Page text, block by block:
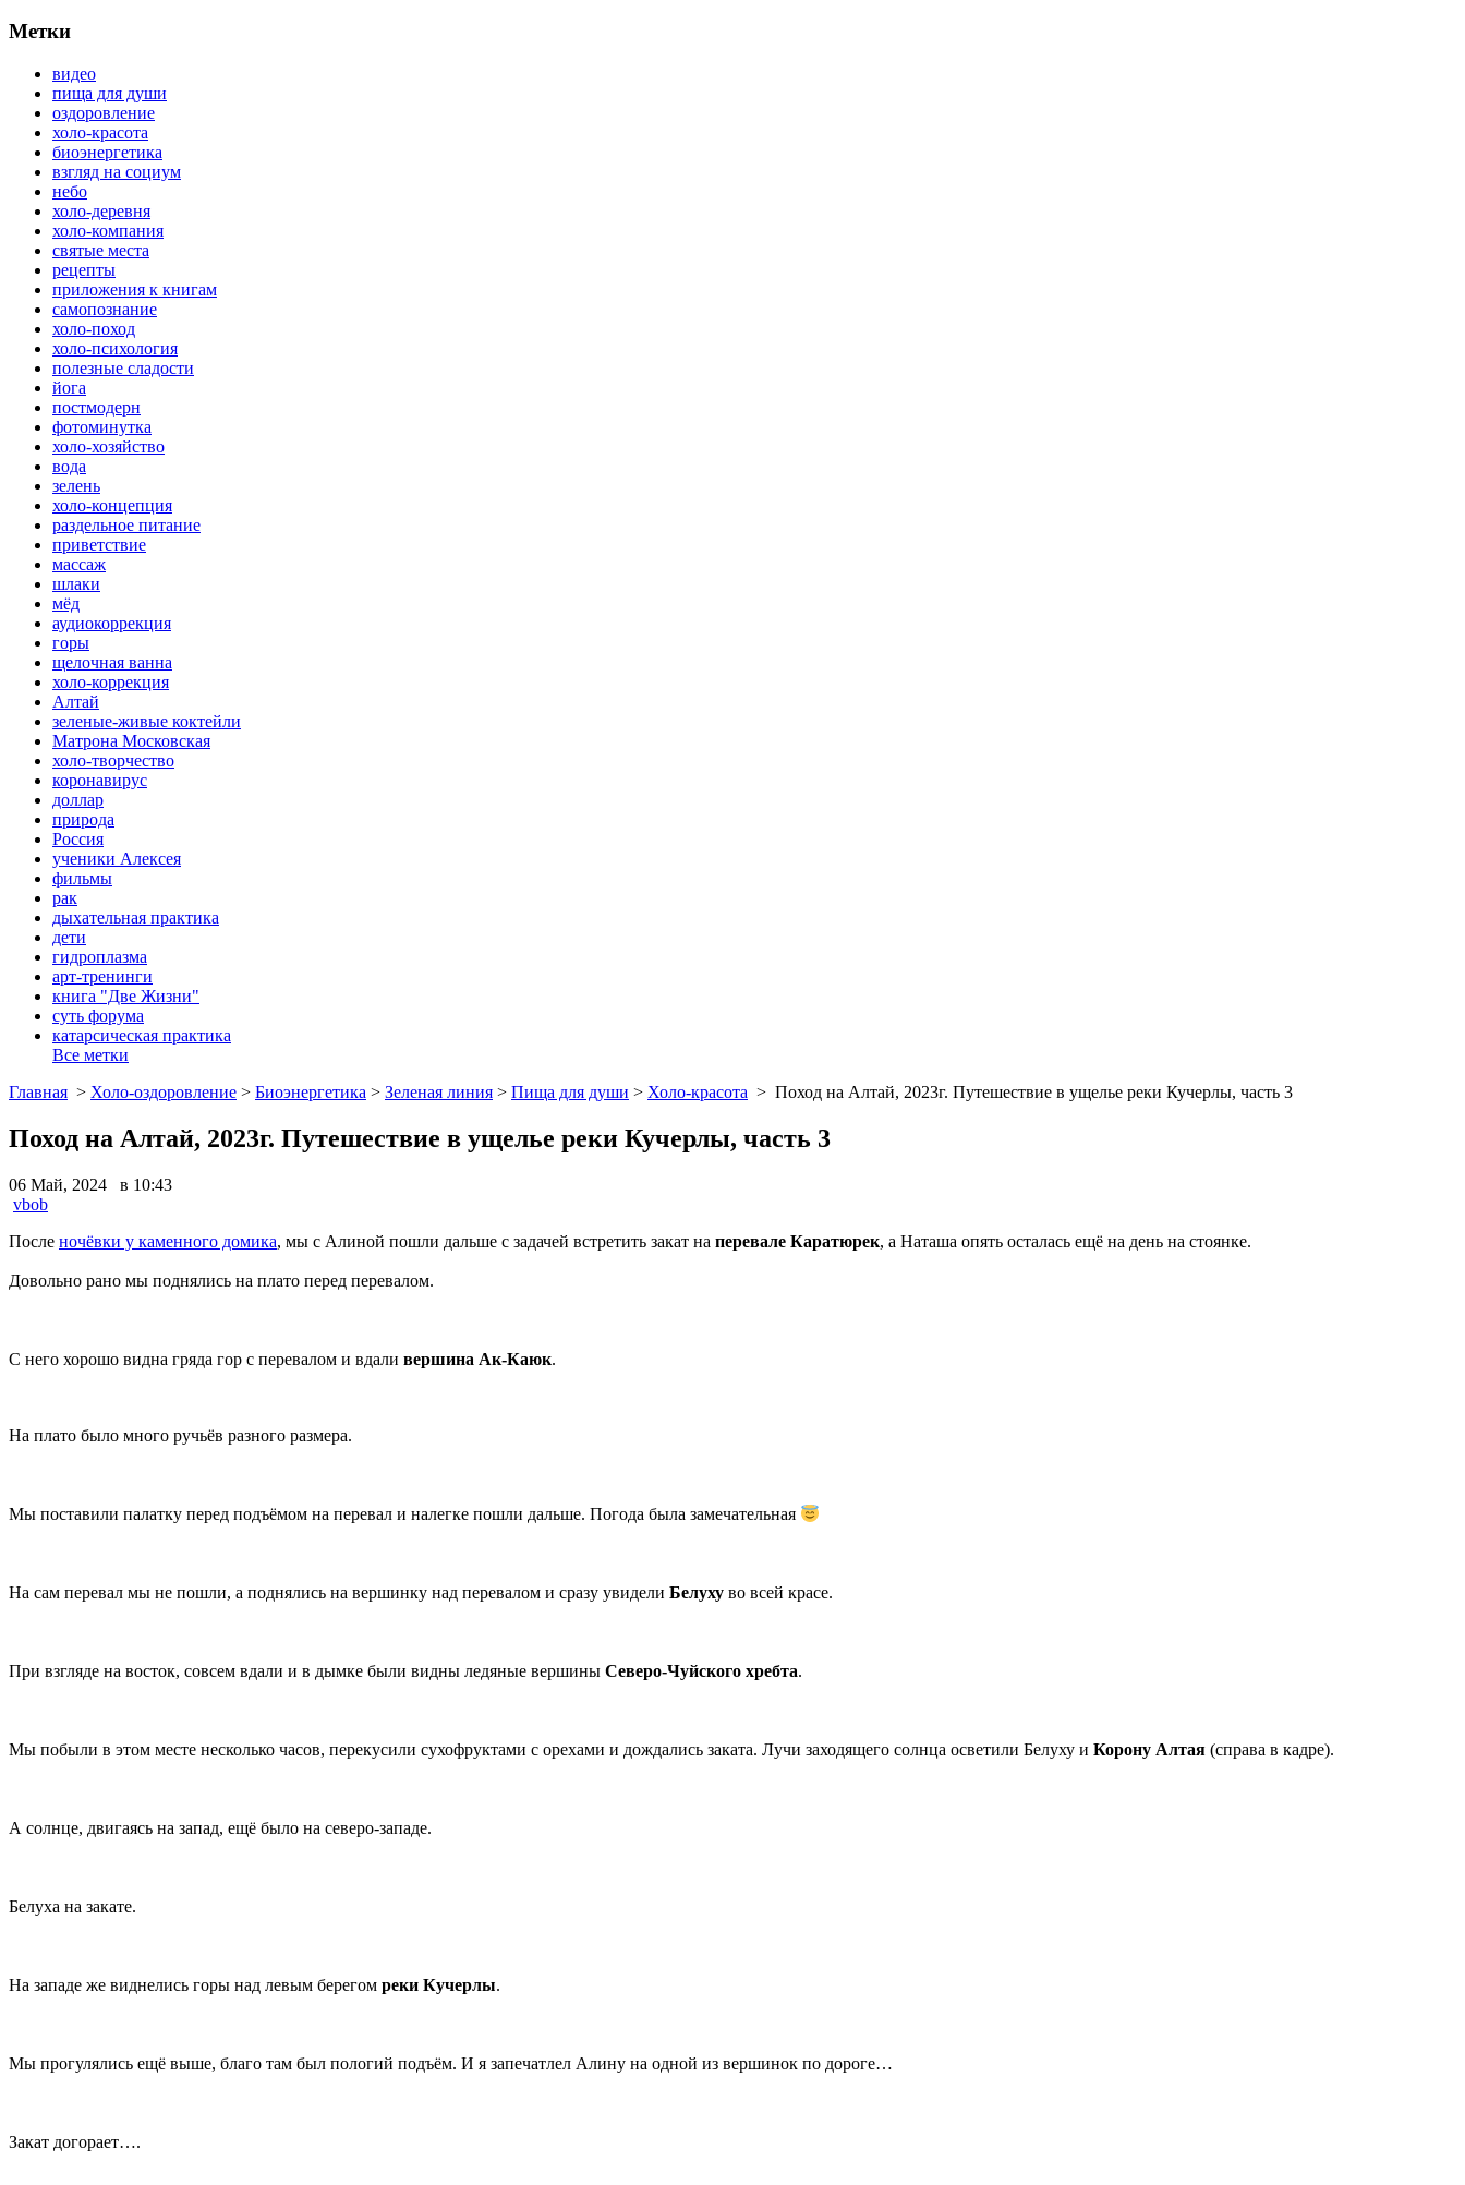
Метки
видео
пища для души
оздоровление
холо-красота
биоэнергетика
взгляд на социум
небо
холо-деревня
холо-компания
святые места
рецепты
приложения к книгам
самопознание
холо-поход
холо-психология
полезные сладости
йога
постмодерн
фотоминутка
холо-хозяйство
вода
зелень
холо-концепция
раздельное питание
приветствие
массаж
шлаки
мёд
аудиокоррекция
горы
щелочная ванна
холо-коррекция
Алтай
зеленые-живые коктейли
Матрона Московская
холо-творчество
коронавирус
доллар
природа
Россия
ученики Алексея
фильмы
рак
дыхательная практика
дети
гидроплазма
арт-тренинги
книга "Две Жизни"
суть форума
катарсическая практика
Все метки
Главная > Холо-оздоровление > Биоэнергетика > Зеленая линия > Пища для души > Холо-красота > Поход на Алтай, 2023г. Путешествие в ущелье реки Кучерлы, часть 3
Поход на Алтай, 2023г. Путешествие в ущелье реки Кучерлы, часть 3
06 Май, 2024 в 10:43
vbob
После ночёвки у каменного домика, мы с Алиной пошли дальше с задачей встретить закат на перевале Каратюрек, а Наташа опять осталась ещё на день на стоянке.
Довольно рано мы поднялись на плато перед перевалом.
С него хорошо видна гряда гор с перевалом и вдали вершина Ак-Каюк.
На плато было много ручьёв разного размера.
Мы поставили палатку перед подъёмом на перевал и налегке пошли дальше. Погода была замечательная
На сам перевал мы не пошли, а поднялись на вершинку над перевалом и сразу увидели Белуху во всей красе.
При взгляде на восток, совсем вдали и в дымке были видны ледяные вершины Северо-Чуйского хребта.
Мы побыли в этом месте несколько часов, перекусили сухофруктами с орехами и дождались заката. Лучи заходящего солнца осветили Белуху и Корону Алтая (справа в кадре).
А солнце, двигаясь на запад, ещё было на северо-западе.
Белуха на закате.
На западе же виднелись горы над левым берегом реки Кучерлы.
Мы прогулялись ещё выше, благо там был пологий подъём. И я запечатлел Алину на одной из вершинок по дороге…
Закат догорает….